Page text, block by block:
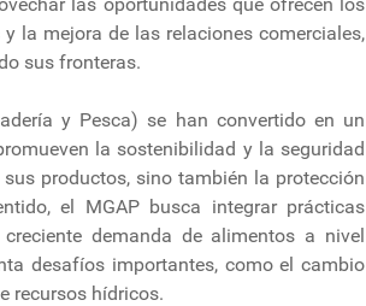
la mejora de las relaciones comerciales,
sus fronteras.
y Pesca) se han convertido en un
la sostenibilidad y la seguridad
productos, sino también la protección
el MGAP busca integrar prácticas
demanda de alimentos a nivel
desafíos importantes, como el cambio
recursos hídricos.